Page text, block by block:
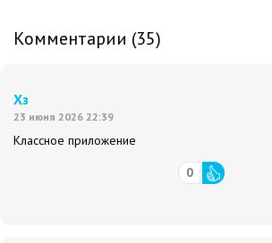
Комментарии (35)
Хз
23 июня 2026 22:39
Классное приложение
0